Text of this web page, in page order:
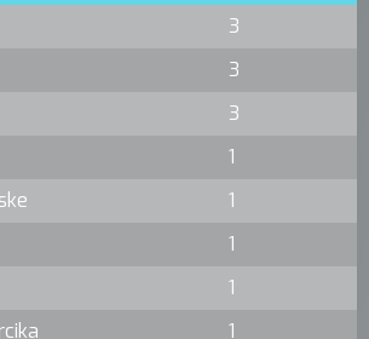
3
3
3
1
1
1
1
1